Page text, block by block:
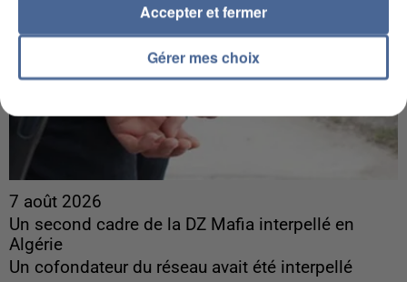
7 août 2026
Un second cadre de la DZ Mafia interpellé en
Algérie
Un cofondateur du réseau avait été interpellé
Gérer mes choix
Accepter et fermer